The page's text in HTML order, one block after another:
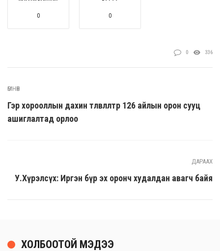
0 0
0 336
ӨМНӨХ
Гэр хорооллын дахин төлөвлөлтөөр 126 айлын орон сууц
ашиглалтад орлоо
ДАРААХ
У.Хүрэлсүх: Иргэн бүр эх оронч худалдан авагч байя
ХОЛБООТОЙ МЭДЭЭ